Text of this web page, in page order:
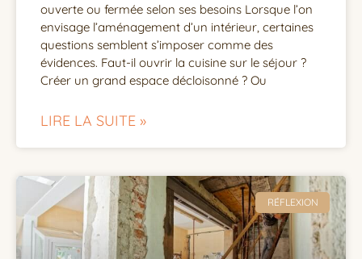
ouverte ou fermée selon ses besoins Lorsque l’on
envisage l’aménagement d’un intérieur, certaines
questions semblent s’imposer comme des
évidences. Faut-il ouvrir la cuisine sur le séjour ?
Créer un grand espace décloisonné ? Ou
LIRE LA SUITE »
RÉFLEXION